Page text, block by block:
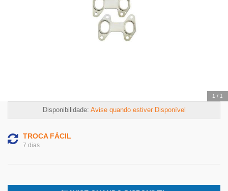
1 / 1
Disponibilidade: Avise quando estiver Disponível
TROCA FÁCIL
7 dias